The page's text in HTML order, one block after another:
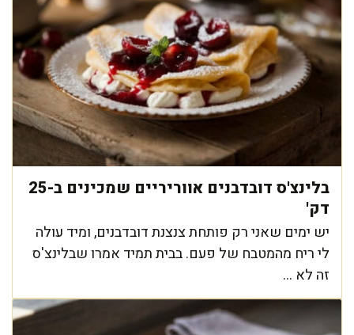
בלינצ'ס דובדבנים אווריריים שמכינים ב-25
דק'
יש ימים שאני רק פותחת צנצנת דובדבנים, ומיד עולה
לי ריח מהמטבח של פעם. בבית תמיד אמרו שבלינצ'ס
זה לא ...